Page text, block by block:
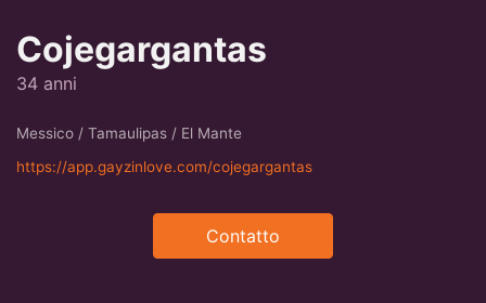
Cojegargantas
34 anni
Messico / Tamaulipas / El Mante
https://app.gayzinlove.com/cojegargantas
Contatto